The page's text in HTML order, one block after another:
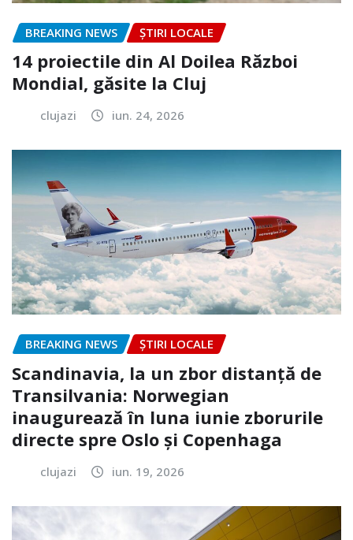
BREAKING NEWS ȘTIRI LOCALE
14 proiectile din Al Doilea Război
Mondial, găsite la Cluj
clujazi iun. 24, 2026
BREAKING NEWS ȘTIRI LOCALE
Scandinavia, la un zbor distanță de
Transilvania: Norwegian
inaugurează în luna iunie zborurile
directe spre Oslo și Copenhaga
clujazi iun. 19, 2026